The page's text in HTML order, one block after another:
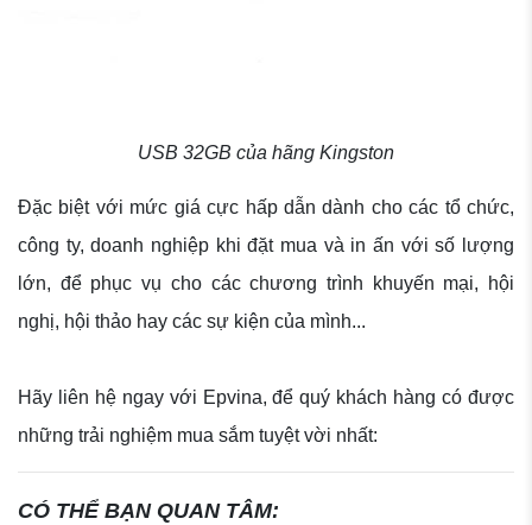
USB 32GB của hãng Kingston
Đặc biệt với mức giá cực hấp dẫn dành cho các tổ chức,
công ty, doanh nghiệp khi đặt mua và in ấn với số lượng
lớn, để phục vụ cho các chương trình khuyến mại, hội
nghị, hội thảo hay các sự kiện của mình...
Hãy liên hệ ngay với Epvina, để quý khách hàng có được
những trải nghiệm mua sắm tuyệt vời nhất:
CÓ THỂ BẠN QUAN TÂM: